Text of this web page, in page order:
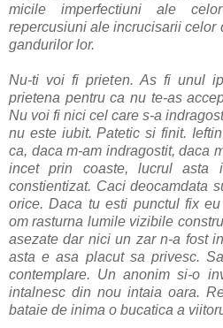
micile imperfectiuni ale
repercusiuni ale incrucisarii celor
gandurilor lor.
Nu-ti voi fi prieten. As fi unul
prietena pentru ca nu te-as
Nu voi fi nici cel care s-a
nu este iubit. Patetic si finit.
ca, daca m-am indragostit, daca
incet prin coaste, lucrul
constientizat. Caci deocamdata
orice. Daca tu esti punctul fix
om rasturna lumile vizibile
asezate dar nici un zar n-a fost
asta e asa placut sa privesc.
contemplare. Un anonim si-o
intalnesc din nou intaia oara.
bataie de inima o bucatica a